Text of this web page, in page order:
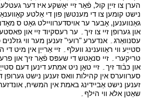
הערן צו זייַן קול, פֿאַר זיי יאָשקע איז דער
נישט קומען צו די מענטשן פון די אַלטע
גאַנווענען, אָבער ער אויסדערוויילט גאָט ס
און גערופן זיי צו זיך۔ ער רעסקיוד זיי און
עסנוואַרג۔ אנדערע "רועי" זענען מער ווי גזלנים
סטייַע ווי ראַווענינג וועלף۔ זיי אַרייַן אין מיט די
טריקערי۔ זיי סנאַטש די שעפּס פֿאַר זיך און
און כּבֿוד זיך۔ זיי טאָן ניט אמתע דינען דעם
סערווערס אין קהילות וואס זענען נישט
זענען נישט אַביידינג באמת אין המשיח,
שאַטן אלא ווי הילף۔